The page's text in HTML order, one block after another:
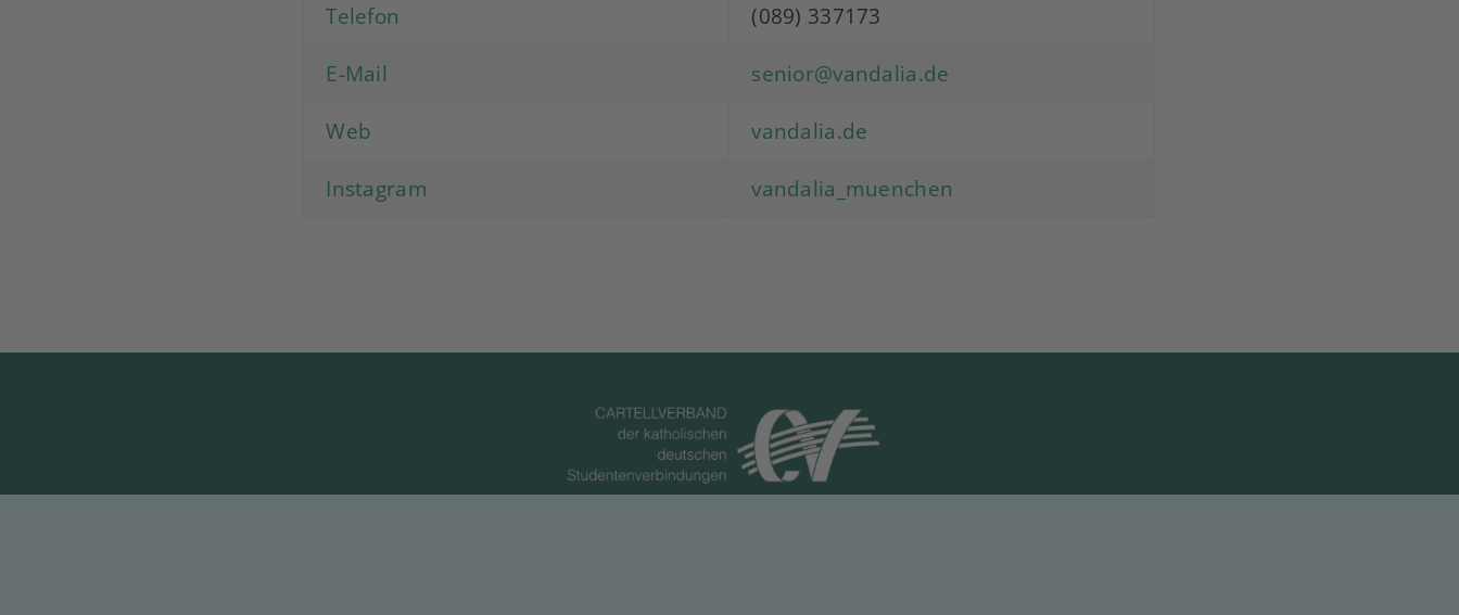
Telefon
(089) 337173
E-Mail
senior@vandalia.de
Web
vandalia.de
Instagram
vandalia_muenchen